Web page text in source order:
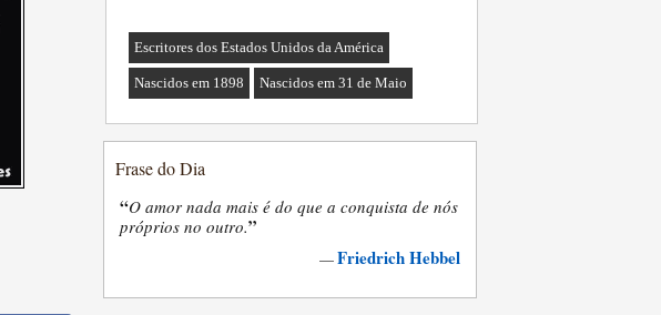
Escritores dos Estados Unidos da América
Nascidos em 1898 Nascidos em 31 de Maio
Frase do Dia
“O amor nada mais é do que a conquista de nós
próprios no outro.”
—Friedrich Hebbel